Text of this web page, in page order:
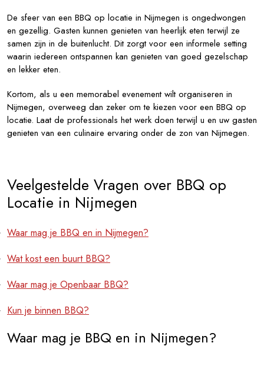
De sfeer van een BBQ op locatie in Nijmegen is ongedwongen
en gezellig. Gasten kunnen genieten van heerlijk eten terwijl ze
samen zijn in de buitenlucht. Dit zorgt voor een informele setting
waarin iedereen ontspannen kan genieten van goed gezelschap
en lekker eten.
Kortom, als u een memorabel evenement wilt organiseren in
Nijmegen, overweeg dan zeker om te kiezen voor een BBQ op
locatie. Laat de professionals het werk doen terwijl u en uw gasten
genieten van een culinaire ervaring onder de zon van Nijmegen.
Veelgestelde Vragen over BBQ op
Locatie in Nijmegen
Waar mag je BBQ en in Nijmegen?
Wat kost een buurt BBQ?
Waar mag je Openbaar BBQ?
Kun je binnen BBQ?
Waar mag je BBQ en in Nijmegen?